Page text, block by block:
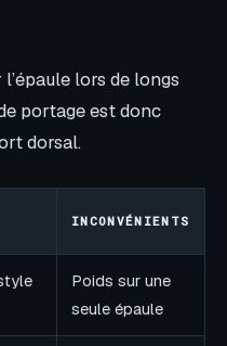
lors de longs
portage est donc
dorsal.
INCONVÉNIENTS
Poids sur une
seule épaule